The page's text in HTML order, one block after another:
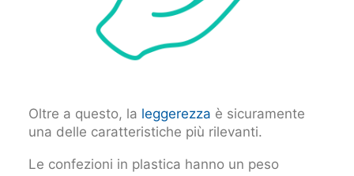
Oltre a questo, la leggerezza è sicuramente
una delle caratteristiche più rilevanti.
Le confezioni in plastica hanno un peso